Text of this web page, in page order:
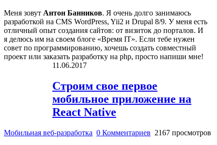
Меня зовут Антон Банников. Я очень долго занимаюсь
разработкой на CMS WordPress, Yii2 и Drupal 8/9. У меня есть
отличный опыт создания сайтов: от визиток до порталов. И
я делюсь им на своем блоге «Время IT». Если тебе нужен
совет по программированию, хочешь создать совместный
проект или заказать разработку на php, просто напиши мне!
11.06.2017
Строим свое первое
мобильное приложение на
React Native
Мобильная веб-разработка 0 Комментариев 2167 просмотров